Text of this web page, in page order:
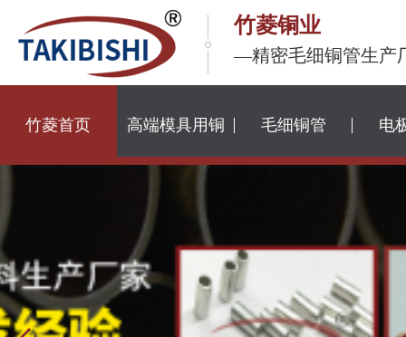
竹菱铜业
—精密毛细铜管生产
竹菱首页 高端模具用铜 毛细铜管 电